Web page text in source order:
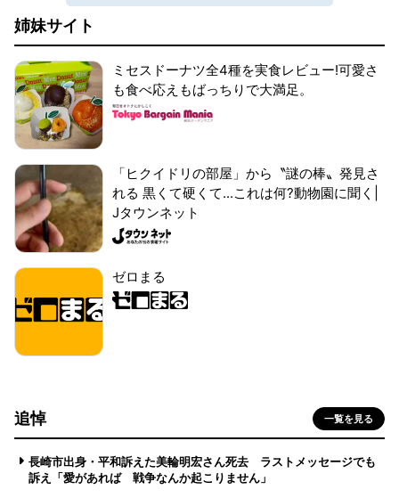
姉妹サイト
ミセスドーナツ全4種を実食レビュー!可愛さ
も食べ応えもばっちりで大満足。
「ヒクイドリの部屋」から〝謎の棒〟発見さ
れる 黒くて硬くて...これは何?動物園に聞く|
Jタウンネット
ゼロまる
追悼 一覧を見る
長崎市出身・平和訴えた美輪明宏さん死去 ラストメッセージでも
訴え「愛があれば 戦争なんか起こりません」